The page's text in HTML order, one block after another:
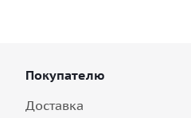
Покупателю
Доставка